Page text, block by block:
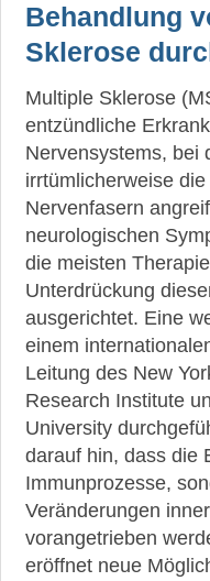
Behandlung
Sklerose
Multiple Sklerose
entzündliche
Nervensystems, bei
irrtümlicherweise
Nervenfasern
neurologischen
die meisten
Unterdrückung
ausgerichtet. Eine
einem
Leitung des New
Research Institute
University
darauf hin, dass die
Immunprozesse,
Veränderungen
vorangetrieben
eröffnet neue